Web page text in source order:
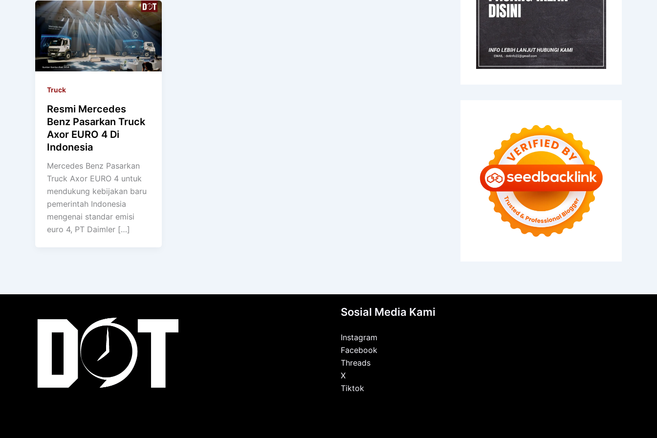
Truck
Resmi Mercedes
Benz Pasarkan Truck
Axor EURO 4 Di
Indonesia
Mercedes Benz Pasarkan
Truck Axor EURO 4 untuk
mendukung kebijakan baru
pemerintah Indonesia
mengenai standar emisi
euro 4, PT Daimler […]
Sosial Media Kami
Instagram
Facebook
Threads
X
Tiktok